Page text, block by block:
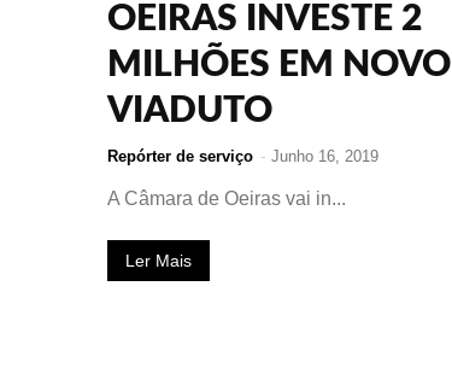
OEIRAS INVESTE 2
MILHÕES EM NOVO
VIADUTO
Repórter de serviço - Junho 16, 2019
A Câmara de Oeiras vai in...
Ler Mais